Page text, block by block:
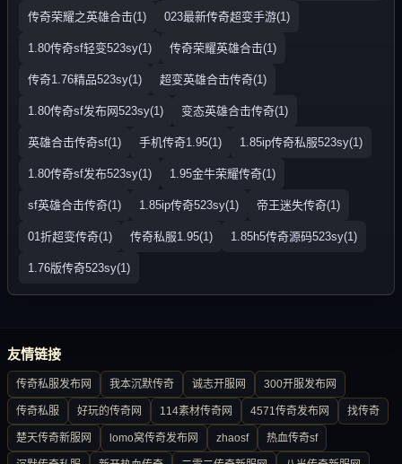
传奇荣耀之英雄合击(1) 023最新传奇超变手游(1)
1.80传奇sf轻变523sy(1) 传奇荣耀英雄合击(1)
传奇1.76精品523sy(1) 超变英雄合击传奇(1)
1.80传奇sf发布网523sy(1) 变态英雄合击传奇(1)
英雄合击传奇sf(1) 手机传奇1.95(1) 1.85ip传奇私服523sy(1)
1.80传奇sf发布523sy(1) 1.95金牛荣耀传奇(1)
sf英雄合击传奇(1) 1.85ip传奇523sy(1) 帝王迷失传奇(1)
01折超变传奇(1) 传奇私服1.95(1) 1.85h5传奇源码523sy(1)
1.76版传奇523sy(1)
友情链接
传奇私服发布网 我本沉默传奇 诚志开服网 300开服发布网
传奇私服 好玩的传奇网 114素材传奇网 4571传奇发布网 找传奇
楚天传奇新服网 lomo窝传奇发布网 zhaosf 热血传奇sf